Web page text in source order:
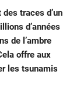
traces d’un
d’années
de l’ambre
offre aux
les tsunamis